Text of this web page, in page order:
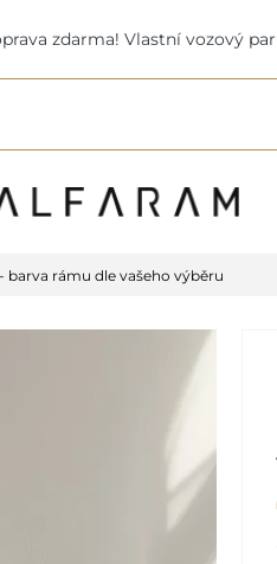
zdarma! Vlastní vozový
barva rámu dle vašeho výběru